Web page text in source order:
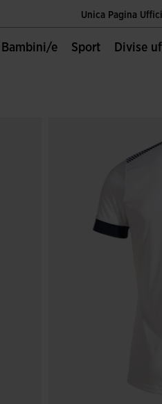
Unica Pagina
Spedizione
Bambini/e Sport Divise